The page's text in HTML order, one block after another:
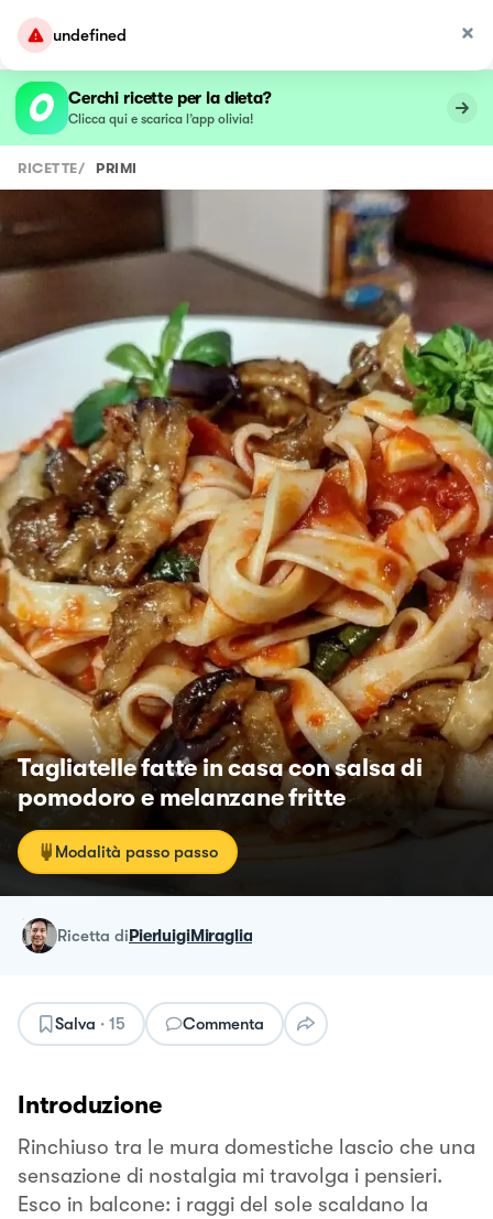
undefined
Cerchi ricette per la dieta?
Clicca qui e scarica l’app olivia!
RICETTE/ PRIMI
Tagliatelle fatte in casa con salsa di
pomodoro e melanzane fritte
Modalità passo passo
ricetta diPierluigiMiraglia
Salva · 15 Commenta
Introduzione
Rinchiuso tra le mura domestiche lascio che una
sensazione di nostalgia mi travolga i pensieri.
Esco in balcone: i raggi del sole scaldano la